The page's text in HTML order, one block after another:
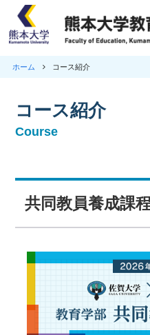
ホーム コース紹介
コース紹介
Course
共同教員養成課
お知らせ